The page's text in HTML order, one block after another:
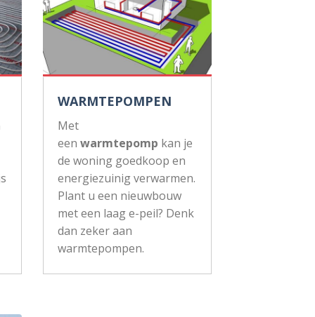
WARMTEPOMPEN
Met
een warmtepomp kan je
de woning goedkoop en
energiezuinig verwarmen.
Plant u een nieuwbouw
met een laag e-peil? Denk
dan zeker aan
warmtepompen.